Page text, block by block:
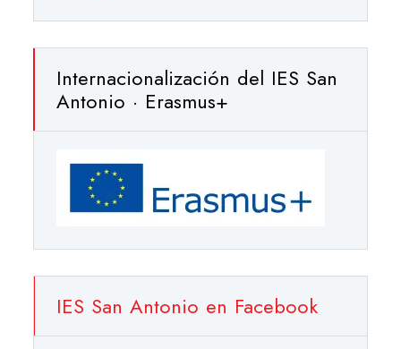
Internacionalización del IES San
Antonio · Erasmus+
IES San Antonio en Facebook